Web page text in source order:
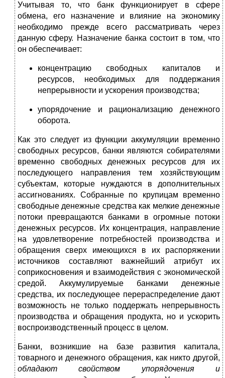
Учитывая то, что банк функционирует в сфере
обмена, его назначение и влияние на экономику
необходимо прежде всего рассматривать через
данную сферу. Назначение банка состоит в том, что
он обеспечивает:
концентрацию свободных капиталов и
ресурсов, необходимых для поддержания
непрерывности и ускорения производства;
упорядочение и рационализацию денежного
оборота.
Как это следует из функции аккумуляции временно
свободных ресурсов, банки являются собирателями
временно свободных денежных ресурсов для их
последующего направления тем хозяйствующим
субъектам, которые нуждаются в дополнительных
ассигнованиях. Собранные по крупицам временно
свободные денежные средства как мелкие денежные
потоки превращаются банками в огромные потоки
денежных ресурсов. Их концентрация, направление
на удовлетворение потребностей производства и
обращения сверх имеющихся в их распоряжении
источников составляют важнейший атрибут их
соприкосновения и взаимодействия с экономической
средой. Аккумулируемые банками денежные
средства, их последующее перераспределение дают
возможность не только поддержать непрерывность
производства и обращения продукта, но и ускорить
воспроизводственный процесс в целом.
Банки, возникшие на базе развития капитала,
товарного и денежного обращения, как никто другой,
обладают свойством упорядочения и